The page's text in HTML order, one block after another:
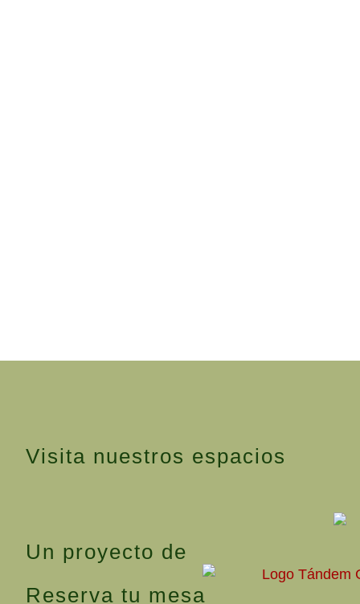
Visita nuestros espacios
Un proyecto de
Reserva tu mesa